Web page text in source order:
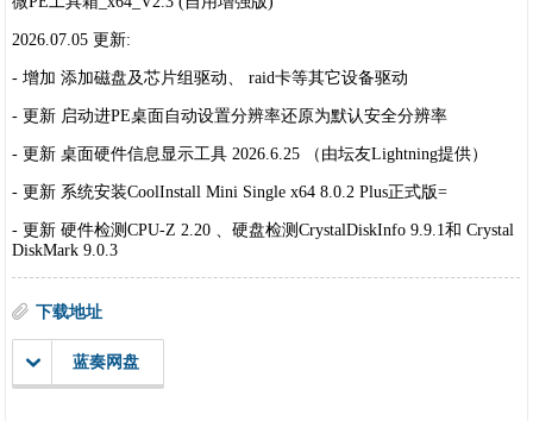
2026.07.05 更新:
- 增加 添加磁盘及芯片组驱动、 raid卡等其它设备驱动
- 更新 启动进PE桌面自动设置分辨率还原为默认安全分辨率
- 更新 桌面硬件信息显示工具 2026.6.25 （由坛友Lightning提供）
- 更新 系统安装CoolInstall Mini Single x64 8.0.2 Plus正式版=
- 更新 硬件检测CPU-Z 2.20 、硬盘检测CrystalDiskInfo 9.9.1和 Crystal
DiskMark 9.0.3
下载地址
蓝奏网盘